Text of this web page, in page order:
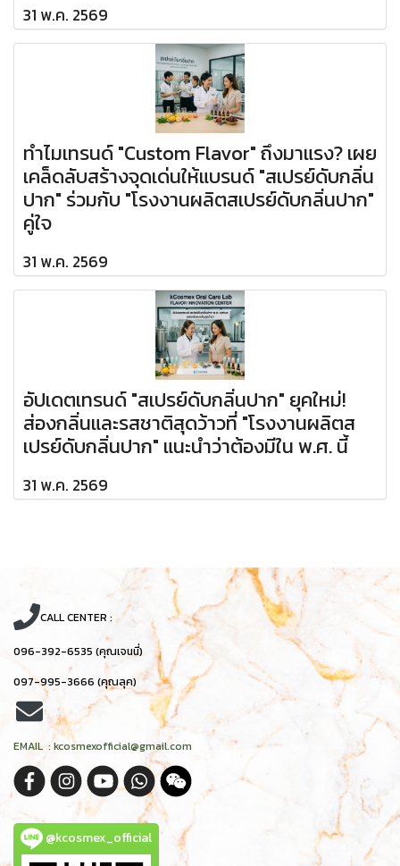
31 พ.ค. 2569
ทำไมเทรนด์ "Custom Flavor" ถึงมาแรง? เผย
เคล็ดลับสร้างจุดเด่นให้แบรนด์ "สเปรย์ดับกลิ่น
ปาก" ร่วมกับ "โรงงานผลิตสเปรย์ดับกลิ่นปาก"
คู่ใจ
31 พ.ค. 2569
อัปเดตเทรนด์ "สเปรย์ดับกลิ่นปาก" ยุคใหม่!
ส่องกลิ่นและรสชาติสุดว้าวที่ "โรงงานผลิตส
เปรย์ดับกลิ่นปาก" แนะนำว่าต้องมีใน พ.ศ. นี้
31 พ.ค. 2569
CALL CENTER :
096-392-6535 (คุณเจนนี่)
097-995-3666 (คุณลุค)
EMAIL : kcosmexofficial@gmail.com
@kcosmex_official